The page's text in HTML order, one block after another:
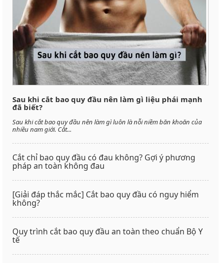
Sau khi cắt bao quy đầu nên làm gì liệu phái mạnh
đã biết?
Sau khi cắt bao quy đầu nên làm gì luôn là nỗi niềm băn khoăn của
nhiều nam giới. Cắt...
Cắt chỉ bao quy đầu có đau không? Gợi ý phương
pháp an toàn không đau
[Giải đáp thắc mắc] Cắt bao quy đầu có nguy hiểm
không?
Quy trình cắt bao quy đầu an toàn theo chuẩn Bộ Y
tế